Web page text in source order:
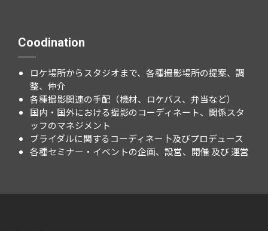
Coodination
ロケ場所からスタジオまで、各種撮影場所の提案、調
整、仲介
各種撮影関連の手配（機材、ロケバス、弁当など）
国内・国外における撮影のコーディネート、関係スタ
ッフのマネジメント
ブライダルに関するコーディネー卜及びプロデュース
各種セミナー・イベントの企画、設営、開催 及び 運営